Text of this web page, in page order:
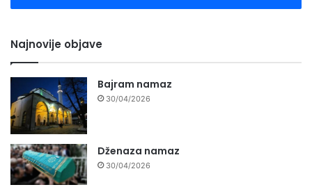
Najnovije objave
Bajram namaz
30/04/2026
Dženaza namaz
30/04/2026